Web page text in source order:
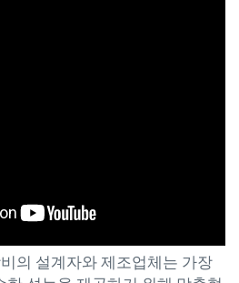
의 설계자와 제조업체는 가장